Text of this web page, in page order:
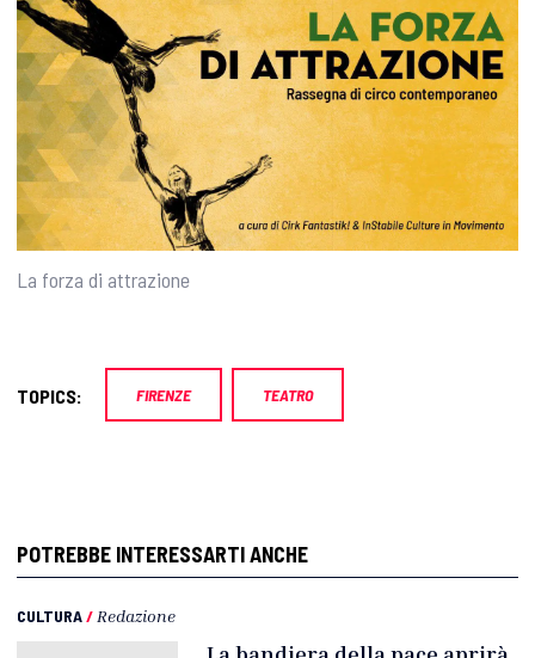
La forza di attrazione
TOPICS: FIRENZE TEATRO
POTREBBE INTERESSARTI ANCHE
CULTURA/ Redazione